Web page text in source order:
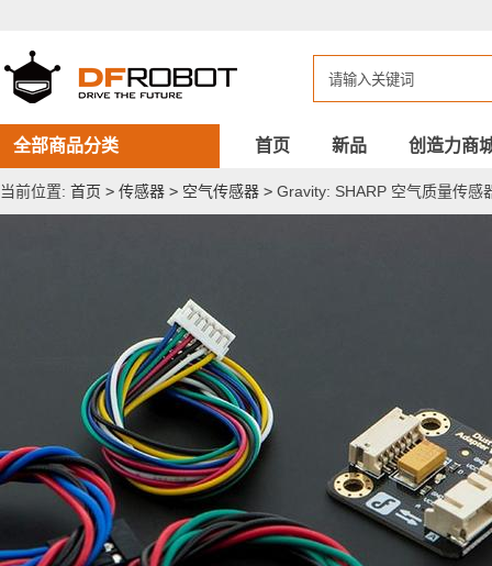
气
质
量
传
感
器
转
接
全部商品分类 首页 新品 创造力商
当前位置: 首页 > 传感器 > 空气传感器 > Gravity: SHARP 空气质量传感